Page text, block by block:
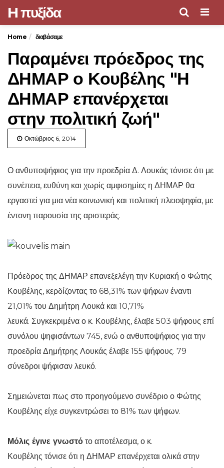
H πυξίδα
Home διαβάσαμε
Παραμένει πρόεδρος της
ΔΗΜΑΡ ο Κουβέλης "Η
ΔΗΜΑΡ επανέρχεται
στην πολιτική ζωή"
Οκτώβριος 6, 2014
Ο ανθυποψήφιος για την προεδρία Δ. Λουκάς τόνισε ότι με
συνέπεια, ευθύνη και χωρίς αμφισημίες η ΔΗΜΑΡ θα
εργαστεί για μια νέα κοινωνική και πολιτική πλειοψηφία, με
έντονη παρουσία της αριστεράς.
Πρόεδρος της ΔΗΜΑΡ επανεξελέγη την Κυριακή ο Φώτης
Κουβέλης, κερδίζοντας το 68,31% των ψήφων έναντι
21,01% του Δημήτρη Λουκά και 10,71%
λευκά. Συγκεκριμένα ο κ. Κουβέλης, έλαβε 503 ψήφους επί
συνόλου ψηφισάντων 745, ενώ ο ανθυποψήφιος για την
προεδρία Δημήτρης Λουκάς έλαβε 155 ψήφους. 79
σύνεδροι ψήφισαν λευκό.
Σημειώνεται πως στο προηγούμενο συνέδριο ο Φώτης
Κουβέλης είχε συγκεντρώσει το 81% των ψήφων.
Μόλις έγινε γνωστό το αποτέλεσμα, ο κ.
Κουβέλης τόνισε ότι η ΔΗΜΑΡ επανέρχεται ολικά στην